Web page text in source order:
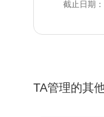
截止日期
TA管理的其